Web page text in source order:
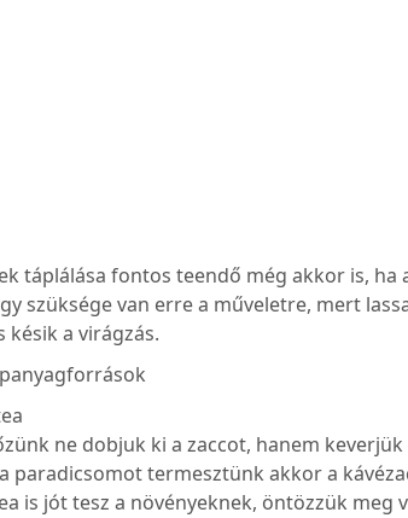
táplálása fontos teendő még akkor is, ha
szüksége van erre a műveletre, mert
késik a virágzás.
ne dobjuk ki a zaccot, hanem
paradicsomot termesztünk akkor a
is jót tesz a növényeknek, öntözzük meg